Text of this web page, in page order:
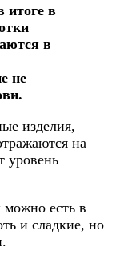
итоге в
в
не
изделия,
на
уровень
есть в
и сладкие, но